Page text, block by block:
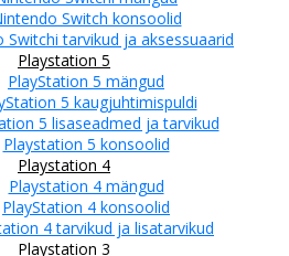
Switch konsoolid
Switchi tarvikud ja aksessuaarid
Playstation 5
PlayStation 5 mängud
5 kaugjuhtimispuldi
5 lisaseadmed ja tarvikud
Playstation 5 konsoolid
Playstation 4
Playstation 4 mängud
PlayStation 4 konsoolid
4 tarvikud ja lisatarvikud
Playstation 3